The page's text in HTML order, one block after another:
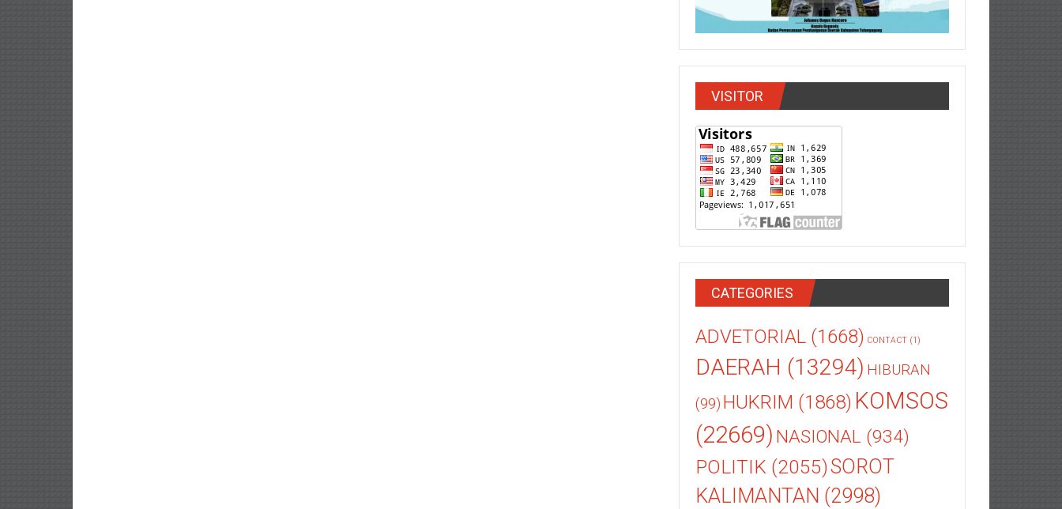
VISITOR
CATEGORIES
ADVETORIAL (1668) CONTACT (1)
DAERAH (13294) HIBURAN
(99) HUKRIM (1868) KOMSOS
(22669) NASIONAL (934)
POLITIK (2055)SOROT
KALIMANTAN (2998)